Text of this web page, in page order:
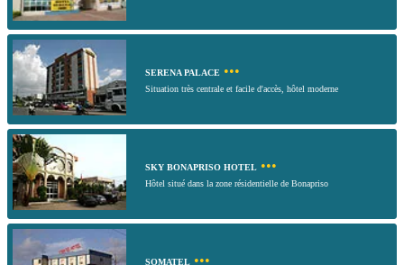
SERENA PALACE •••
Situation très centrale et facile d'accès, hôtel moderne
SKY BONAPRISO HOTEL •••
Hôtel situé dans la zone résidentielle de Bonapriso
SOMATEL •••